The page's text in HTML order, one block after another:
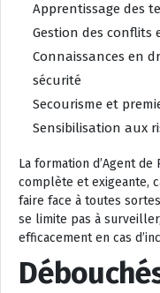
Apprentissage des
Gestion des conflits
Connaissances en
sécurité
Secourisme et
Sensibilisation aux
La formation d’Agent
complète et exigeante,
faire face à toutes
se limite pas à
efficacement en cas